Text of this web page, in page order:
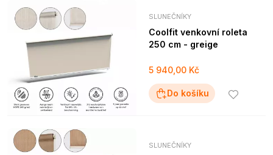
SLUNEČNÍKY
Coolfit venkovní roleta
250 cm - greige
5 940,00 Kč
Do košíku
SLUNEČNÍKY